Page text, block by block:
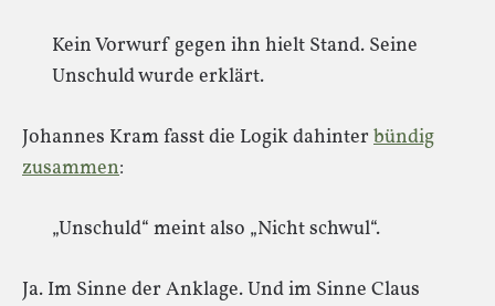
Kein Vorwurf gegen ihn hielt Stand. Seine
Unschuld wurde erklärt.
Johannes Kram fasst die Logik dahinter bündig
zusammen:
„Unschuld“ meint also „Nicht schwul“.
Ja. Im Sinne der Anklage. Und im Sinne Claus